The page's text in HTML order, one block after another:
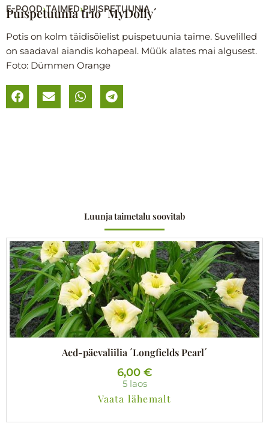
E-POOD›TAIMED›PUISPETUUNIA
Puispetuunia trio ´MyDolly´
Potis on kolm täidisõielist puispetuunia taime. Suvelilled
on saadaval aiandis kohapeal. Müük alates mai algusest.
Foto: Dümmen Orange
Luunja taimetalu soovitab
Aed-päevaliilia ´Longfields Pearl´
6,00 €
5 laos
Vaata lähemalt